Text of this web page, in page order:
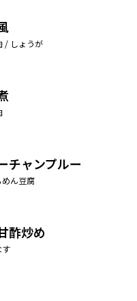
/ しょうが
チャンプルー
ん豆腐
酢炒め
す